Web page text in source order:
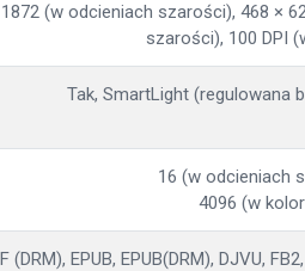
(w odcieniach szarości), 468 ×
szarości), 100 DPI
Tak, SmartLight (regulowana
16 (w odcieniach
4096 (w
(DRM), EPUB, EPUB(DRM), DJVU,